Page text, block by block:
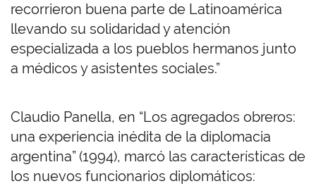
recorrieron buena parte de Latinoamérica
llevando su solidaridad y atención
especializada a los pueblos hermanos junto
a médicos y asistentes sociales.”
Claudio Panella, en “Los agregados obreros:
una experiencia inédita de la diplomacia
argentina” (1994), marcó las características de
los nuevos funcionarios diplomáticos: